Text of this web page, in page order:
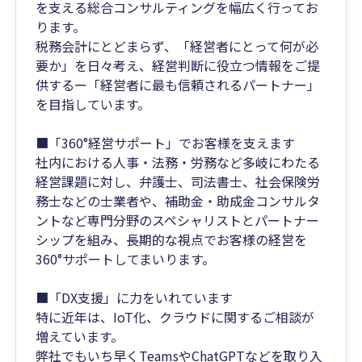
を支える総合コンサルティングを幅広く行ってお
ります。
税務会計にとどまらず、「経営者にとって何が必
要か」を日々考え、経営判断に役立つ情報をご提
供するー「経営者に最も信頼されるパートナー」
を目指しています。
■「360°経営サポート」でお客様を支えます
社内における人事・法務・労務など多岐にわたる
経営課題に対し、弁護士、司法書士、社会保険労
務士などの士業者や、補助金・助成金コンサルタ
ントなど専門分野のスペシャリストとパートナー
シップを組み、長期的な視点でお客様の経営を
360°サポートしてまいります。
■「DX支援」に力をいれています
特に近年は、IoT化、クラウドに関するご相談が
増えています。
弊社でもいち早くTeamsやChatGPTなどを取り入